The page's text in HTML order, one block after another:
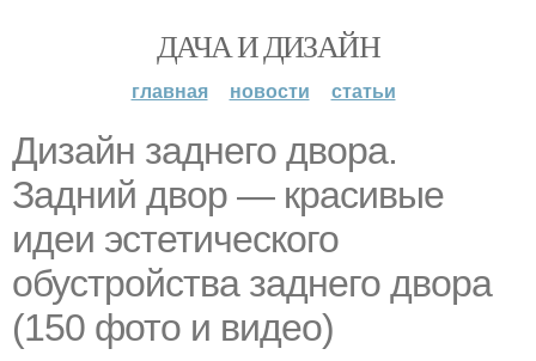
ДАЧА И ДИЗАЙН
главная новости статьи
Дизайн заднего двора.
Задний двор — красивые
идеи эстетического
обустройства заднего двора
(150 фото и видео)